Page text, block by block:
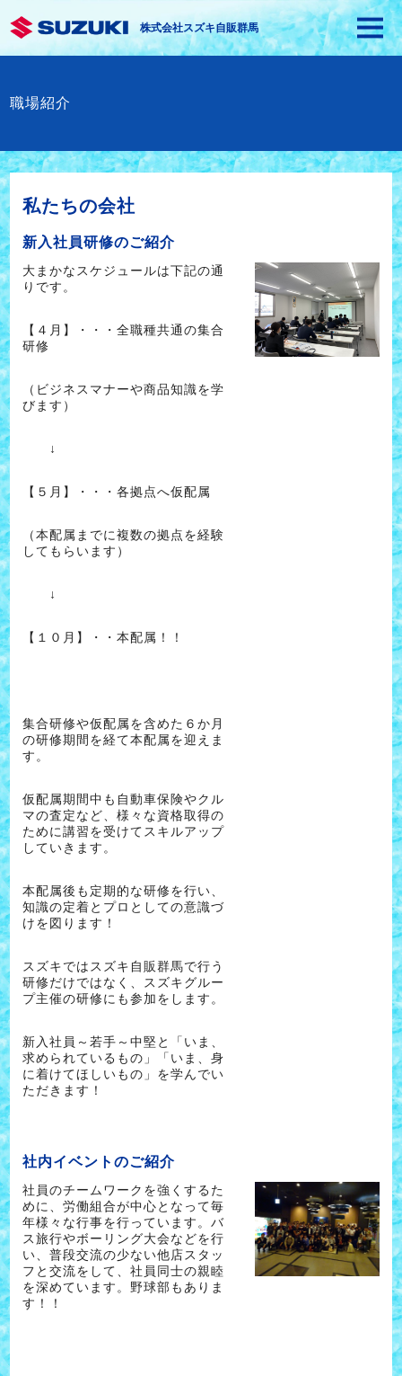
株式会社スズキ自販群馬
職場紹介
私たちの会社
新入社員研修のご紹介
大まかなスケジュールは下記の通
りです。
【４月】・・・全職種共通の集合
研修
（ビジネスマナーや商品知識を学
びます）
↓
【５月】・・・各拠点へ仮配属
（本配属までに複数の拠点を経験
してもらいます）
↓
【１０月】・・本配属！！
集合研修や仮配属を含めた６か月
の研修期間を経て本配属を迎えま
す。
仮配属期間中も自動車保険やクル
マの査定など、様々な資格取得の
ために講習を受けてスキルアップ
していきます。
本配属後も定期的な研修を行い、
知識の定着とプロとしての意識づ
けを図ります！
スズキではスズキ自販群馬で行う
研修だけではなく、スズキグルー
プ主催の研修にも参加をします。
新入社員～若手～中堅と「いま、
求められているもの」「いま、身
に着けてほしいもの」を学んでい
ただきます！
社内イベントのご紹介
社員のチームワークを強くするた
めに、労働組合が中心となって毎
年様々な行事を行っています。バ
ス旅行やボーリング大会などを行
い、普段交流の少ない他店スタッ
フと交流をして、社員同士の親睦
を深めています。野球部もありま
す！！